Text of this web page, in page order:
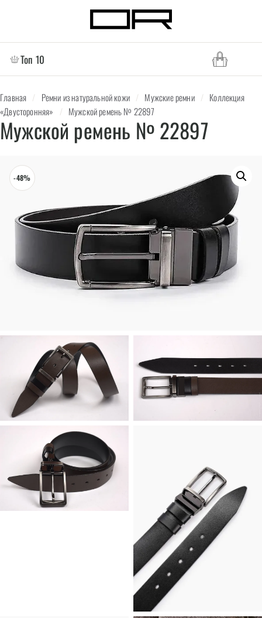
Топ 10
Главная / Ремни из натуральной кожи / Мужские ремни / Коллекция
«Двусторонняя» / Мужской ремень № 22897
Мужской ремень № 22897
-48%